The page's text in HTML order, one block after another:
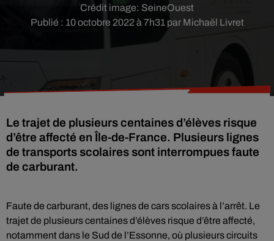
Publié : 10 octobre 2022 à 7h31 par Michaël Livret
Crédit image: SeineOuest
Le trajet de plusieurs centaines d’élèves risque
d’être affecté en Île-de-France. Plusieurs lignes
de transports scolaires sont interrompues faute
de carburant.
Faute de carburant, des lignes de cars scolaires à l’arrêt. Le
trajet de plusieurs centaines d’élèves risque d’être affecté,
notamment dans le Sud de l’Essonne, où plusieurs circuits